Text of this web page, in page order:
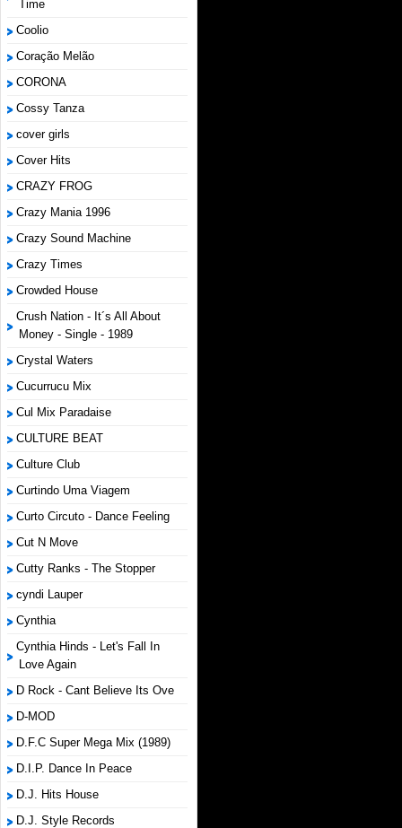
Time
Coolio
Coração Melão
CORONA
Cossy Tanza
cover girls
Cover Hits
CRAZY FROG
Crazy Mania 1996
Crazy Sound Machine
Crazy Times
Crowded House
Crush Nation - It´s All About
Money - Single - 1989
Crystal Waters
Cucurrucu Mix
Cul Mix Paradaise
CULTURE BEAT
Culture Club
Curtindo Uma Viagem
Curto Circuto - Dance Feeling
Cut N Move
Cutty Ranks - The Stopper
cyndi Lauper
Cynthia
Cynthia Hinds - Let's Fall In
Love Again
D Rock - Cant Believe Its Ove
D-MOD
D.F.C Super Mega Mix (1989)
D.I.P. Dance In Peace
D.J. Hits House
D.J. Style Records